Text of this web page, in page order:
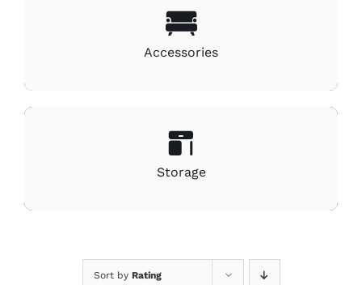
Accessories
Storage
Sort by Rating